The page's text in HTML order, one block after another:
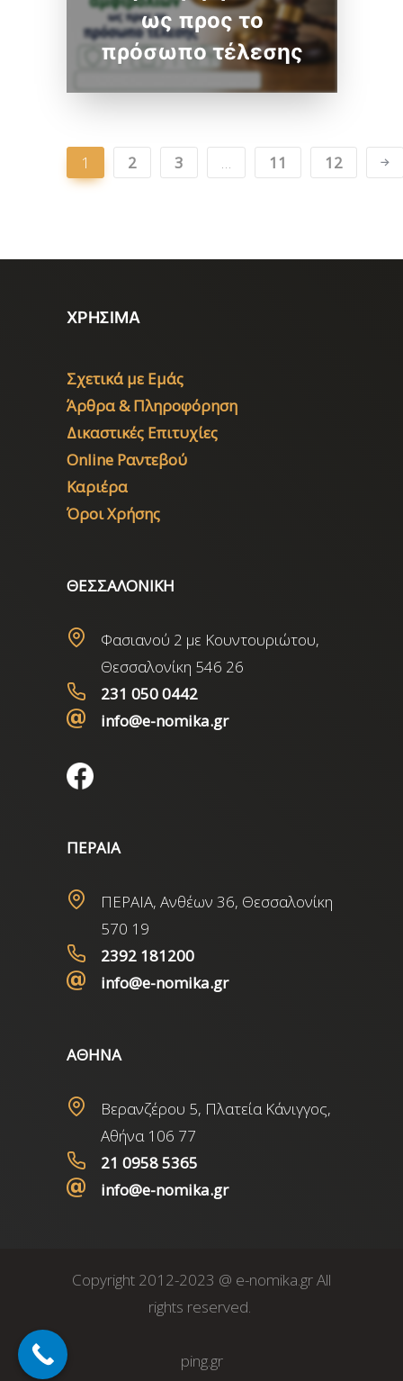
ως προς το
πρόσωπο τέλεσης
1 2 3 … 11 12
ΧΡΗΣΙΜΑ
Σχετικά με Εμάς
Άρθρα & Πληροφόρηση
Δικαστικές Επιτυχίες
Online Ραντεβού
Καριέρα
Όροι Χρήσης
ΘΕΣΣΑΛΟΝΙΚΗ
Φασιανού 2 με Κουντουριώτου,
Θεσσαλονίκη 546 26
231 050 0442
info@e-nomika.gr
ΠΕΡΑΙΑ
ΠΕΡΑΙΑ, Ανθέων 36, Θεσσαλονίκη
570 19
2392 181200
info@e-nomika.gr
ΑΘΗΝΑ
Βερανζέρου 5, Πλατεία Κάνιγγος,
Αθήνα 106 77
21 0958 5365
info@e-nomika.gr
Copyright 2012-2023 @ e-nomika.gr All
rights reserved.
ping.gr